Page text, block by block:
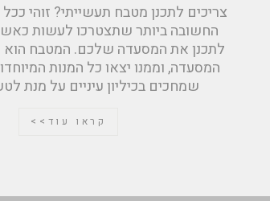
צריכים לתכנן מטבח תעשייתי? זוהי
החשובה ביותר שתצטרכו לעשות
לתכנן את המסעדה שלכם. המטבח
המסעדה, וממנו יצאו כל המנות
שמחכים בכיליון עיניים על מנת
קראו עוד>>